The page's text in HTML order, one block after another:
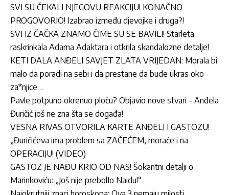
SVI SU ČEKALI NJEGOVU REAKCIJU! KONAČNO
PROGOVORIO! Izabrao između djevojke i druga?!
SVI IZ ČAČKA ZNAMO ČIME SU SE BAVILI! Starleta
raskrinkala Adama Adaktara i otkrila skandalozne detalje!
KETI DALA ANĐELI SAVJET ZLATA VRIJEDAN: Morala bi
malo da poradi na sebi i da prestane da bude ukras oko
za*njice…
Pavle potpuno okrenuo ploču? Objavio nove stvari – Anđela
Đuričić još ne zna šta se događa!
VESNA RIVAS OTVORILA KARTE ANĐELI I GASTOZU!
„Đuričićeva ima problem sa ZAČEĆEM, moraće i na
OPERACIJU! (VIDEO)
GASTOZ JE NAĐU KRIO OD NAS! Šokantni detalji o
Marinkoviću: „Još nije prebolIo Naidu!“